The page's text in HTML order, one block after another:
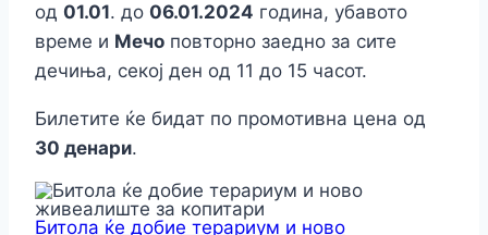
од 01.01. до 06.01.2024 година, убавото
време и Мечо повторно заедно за сите
дечиња, секој ден од 11 до 15 часот.
Билетите ќе бидат по промотивна цена од
30 денари.
Битола ќе добие терариум и ново